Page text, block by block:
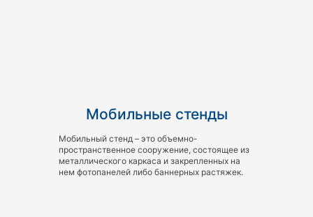
Мобильные стенды
Мобильный стенд – это объемно-
пространственное сооружение, состоящее из
металлического каркаса и закрепленных на
нем фотопанелей либо баннерных растяжек.